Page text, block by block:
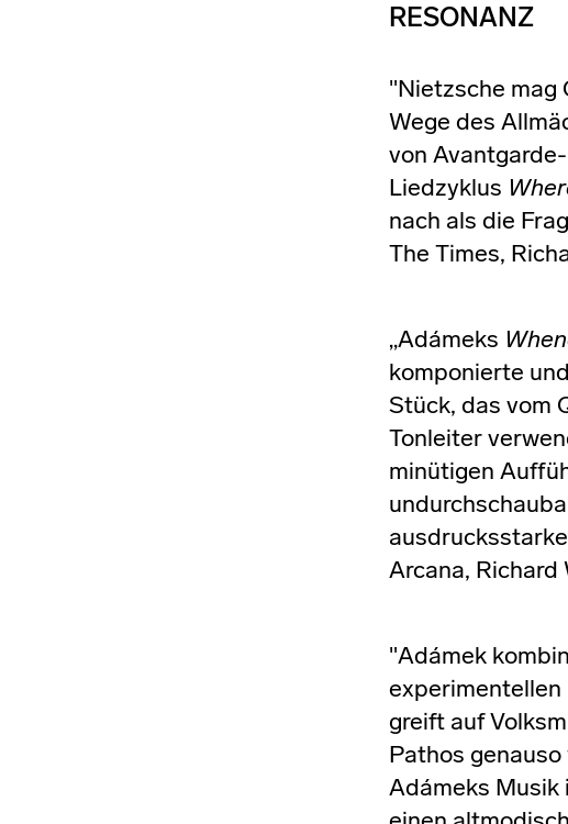
RESONANZ
"Nietzsche mag
Wege des
von
Liedzyklus
nach als die
The Times,
„Adámeks
komponierte
Stück, das vom
Tonleiter
minütigen
Arcana,
"Adámek
greift auf
Pathos
Adámeks Musik